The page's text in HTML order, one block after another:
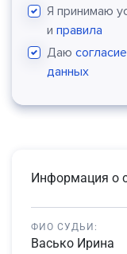
Я принимаю
и правила
Даю
данных
Информация о
ФИО СУДЬИ:
Васько Ирина